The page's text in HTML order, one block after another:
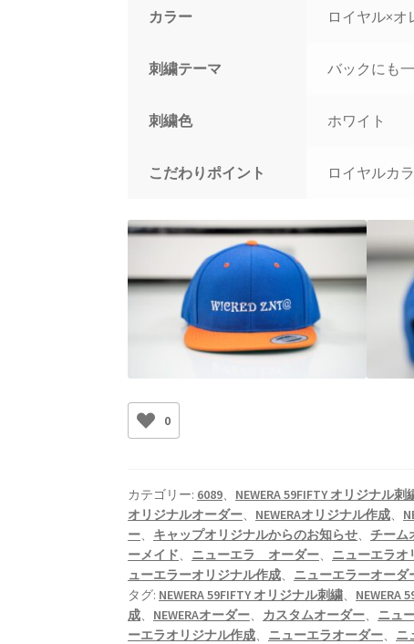
カラー ロイヤル×オ
刺繍テーマ バックにも
刺繍色 ホワイト
こだわりポイント ロイヤルカ
0
カテゴリー: 6089、 NEWERA 59FIFTY オリジナル刺
オリジナルオーダー、 NEWERAオリジナル作成、
ー、 キャップオリジナルからのお知らせ、チーム
ーメイド、 ニューエラ オーダー、 ニューエラオ
ューエラーオリジナル作成、 ニューエラーオーダ
タグ: NEWERA 59FIFTY オリジナル刺繍、 NEWERA
成、 NEWERAオーダー、 カスタムオーダー、 ニュ
ーエラオリジナル作成、 ニューエラオーダー、 ニ